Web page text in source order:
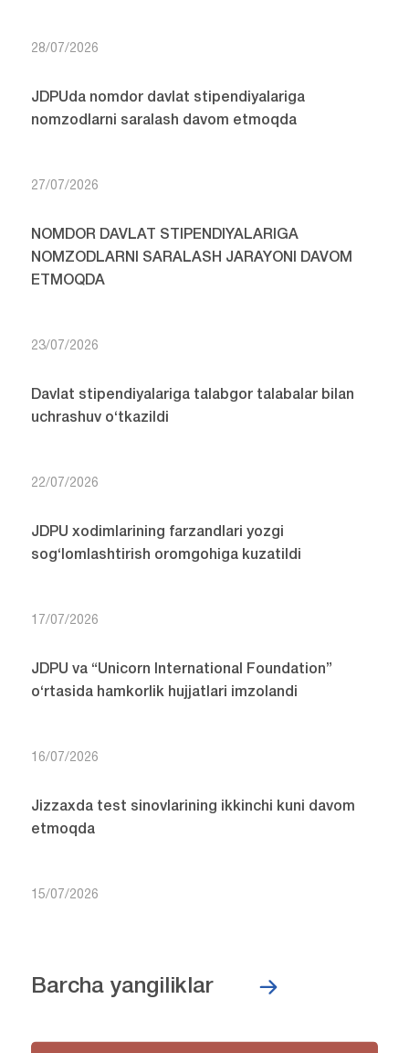
28/07/2026
JDPUda nomdor davlat stipendiyalariga
nomzodlarni saralash davom etmoqda
27/07/2026
NOMDOR DAVLAT STIPENDIYALARIGA
NOMZODLARNI SARALASH JARAYONI DAVOM
ETMOQDA
23/07/2026
Davlat stipendiyalariga talabgor talabalar bilan
uchrashuv o‘tkazildi
22/07/2026
JDPU xodimlarining farzandlari yozgi
sog‘lomlashtirish oromgohiga kuzatildi
17/07/2026
JDPU va “Unicorn International Foundation”
o‘rtasida hamkorlik hujjatlari imzolandi
16/07/2026
Jizzaxda test sinovlarining ikkinchi kuni davom
etmoqda
15/07/2026
Barcha yangiliklar